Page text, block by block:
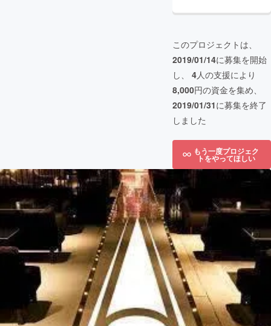
このプロジェクトは、
2019/01/14に募集を開始
し、 4人の支援により
8,000円の資金を集め、
2019/01/31に募集を終了
しました
もう一度プロジェク
トをやってほしい